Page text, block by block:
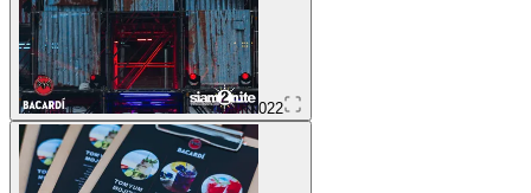
022